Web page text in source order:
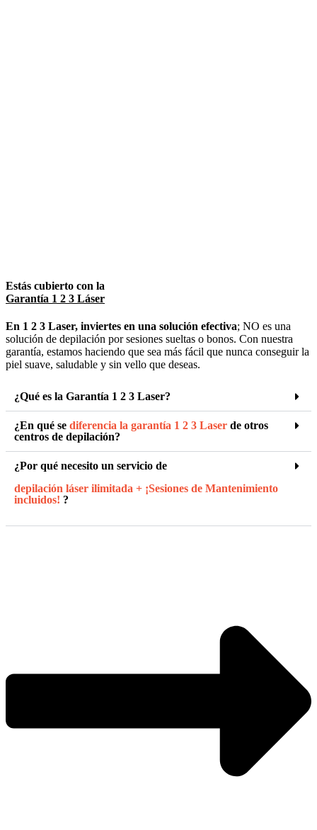
Estás cubierto con la
Garantía 1 2 3 Láser
En 1 2 3 Laser, inviertes en una solución efectiva; NO es una
solución de depilación por sesiones sueltas o bonos. Con nuestra
garantía, estamos haciendo que sea más fácil que nunca conseguir la
piel suave, saludable y sin vello que deseas.
¿Qué es la Garantía 1 2 3 Laser?
¿En qué se diferencia la garantía 1 2 3 Laser de otros
centros de depilación?
¿Por qué necesito un servicio de
depilación láser ilimitada + ¡Sesiones de Mantenimiento
incluidos! ?